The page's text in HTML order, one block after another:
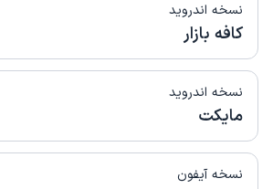
نسخه اندروید
کافه بازار
نسخه اندروید
مایکت
نسخه آیفون